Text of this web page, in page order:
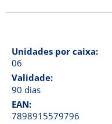
Unidades por caixa:
06
Validade:
90 dias
EAN:
7898915579796